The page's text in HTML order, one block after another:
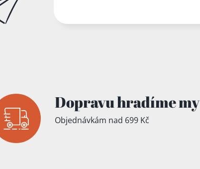
Dopravu hradíme my
Objednávkám nad 699 Kč
Přidáno do košíku!